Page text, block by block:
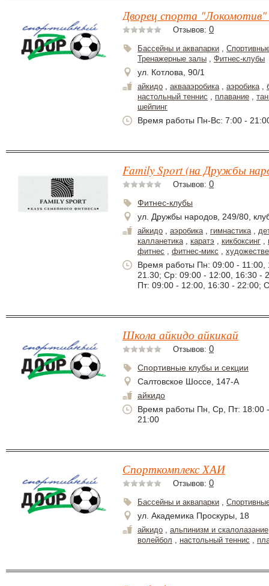
Дворец спорта
Отзывов: 0
Бассейны и аквапарки ,
Тренажерные залы , Фитнес-клубы
ул. Котлова, 90/1
айкидо , аквааэробика, аэробика,
настольный теннис , плавание ,
шейпинг
Время работы Пн-Вс: 7:00 -
Family Sport (на Дружбы
Отзывов: 0
Фитнес-клубы
ул. Дружбы народов, 249/80,
айкидо , аэробика, гимнастика,
калланетика, каратэ , кикбоксинг ,
фитнес , фитнес-микс ,
Время работы Пн: 09:00 - 11:00,
21.30; Ср: 09:00 - 12:00, 16:30 -
Пт: 09:00 - 12:00, 16:30 - 22:00;
Школа айкидо айкикай
Отзывов: 0
Спортивные клубы и секции
Салтовское Шоссе, 147-А
айкидо
Время работы Пн, Ср, Пт: 18:00 -
21:00
Спорткомплекс ХАИ
Отзывов: 0
Бассейны и аквапарки ,
ул. Академика Проскуры, 18
айкидо , альпинизм и скалолазание
волейбол , настольный теннис ,